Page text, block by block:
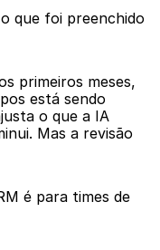
que foi preenchido
primeiros meses,
está sendo
o que a IA
Mas a revisão
é para times de